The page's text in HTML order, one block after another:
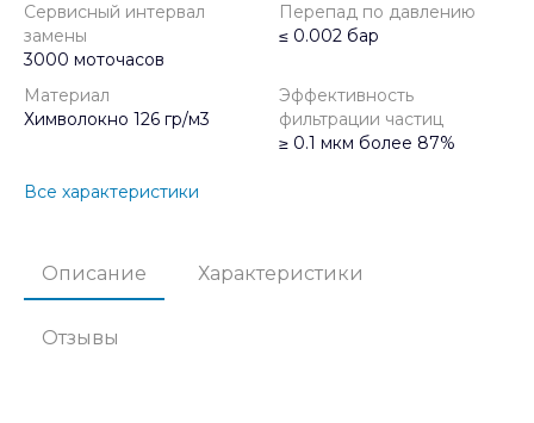
Сервисный интервал
замены
3000 моточасов
Перепад по давлению
≤ 0.002 бар
Материал
Химволокно 126 гр/м3
Эффективность
фильтрации частиц
≥ 0.1 мкм более 87%
Все характеристики
Описание Характеристики
Отзывы